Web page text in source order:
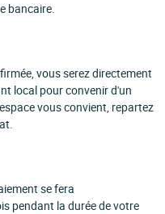
bancaire.
vous serez directement
local pour convenir d'un
vous convient, repartez
se fera
pendant la durée de votre